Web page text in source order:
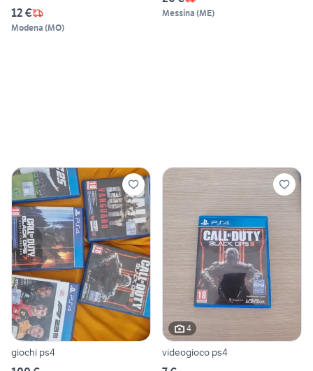
12 €
Modena (MO)
Messina (ME)
giochi ps4
4
videogioco ps4